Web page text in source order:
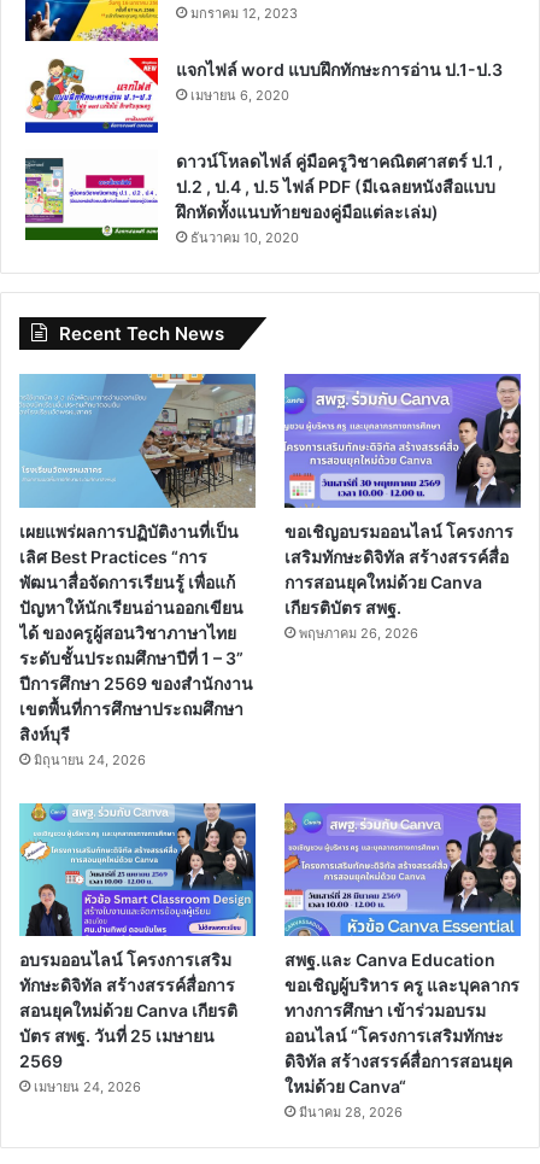
มกราคม 12, 2023
แจกไฟล์ word แบบฝึกทักษะการอ่าน ป.1-ป.3
เมษายน 6, 2020
ดาวน์โหลดไฟล์ คู่มือครูวิชาคณิตศาสตร์ ป.1 ,
ป.2 , ป.4 , ป.5 ไฟล์ PDF (มีเฉลยหนังสือแบบ
ฝึกหัดทั้งแนบท้ายของคู่มือแต่ละเล่ม)
ธันวาคม 10, 2020
Recent Tech News
เผยแพร่ผลการปฏิบัติงานที่เป็น
เลิศ Best Practices “การ
พัฒนาสื่อจัดการเรียนรู้ เพื่อแก้
ปัญหาให้นักเรียนอ่านออกเขียน
ได้ ของครูผู้สอนวิชาภาษาไทย
ระดับชั้นประถมศึกษาปีที่ 1 – 3”
ปีการศึกษา 2569 ของสำนักงาน
เขตพื้นที่การศึกษาประถมศึกษา
สิงห์บุรี
มิถุนายน 24, 2026
ขอเชิญอบรมออนไลน์ โครงการ
เสริมทักษะดิจิทัล สร้างสรรค์สื่อ
การสอนยุคใหม่ด้วย Canva
เกียรติบัตร สพฐ.
พฤษภาคม 26, 2026
อบรมออนไลน์ โครงการเสริม
ทักษะดิจิทัล สร้างสรรค์สื่อการ
สอนยุคใหม่ด้วย Canva เกียรติ
บัตร สพฐ. วันที่ 25 เมษายน
2569
เมษายน 24, 2026
สพฐ.และ Canva Education
ขอเชิญผู้บริหาร ครู และบุคลากร
ทางการศึกษา เข้าร่วมอบรม
ออนไลน์ “โครงการเสริมทักษะ
ดิจิทัล สร้างสรรค์สื่อการสอนยุค
ใหม่ด้วย Canva“
มีนาคม 28, 2026